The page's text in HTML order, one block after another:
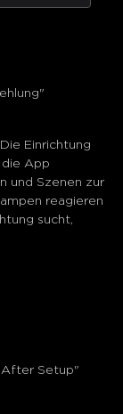
Einrichtung
App
und Szenen zur
reagieren
sucht,
After Setup"